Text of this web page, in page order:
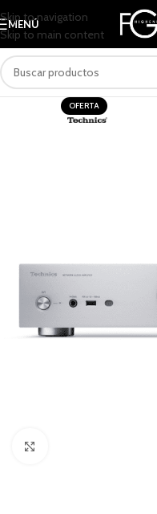
Skip to navigation
Skip to main content
MENÚ
OFERTA